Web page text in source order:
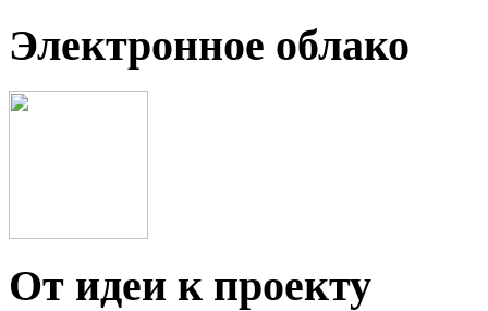
Электронное облако
От идеи к проекту